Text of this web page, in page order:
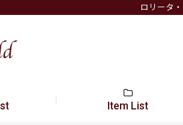
ロリータ
Item List